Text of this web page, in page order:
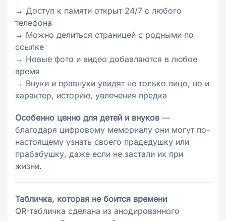
→ Доступ к памяти открыт 24/7 с любого
телефона
→ Можно делиться страницей с родными по
ссылке
→ Новые фото и видео добавляются в любое
время
→ Внуки и правнуки увидят не только лицо, но и
характер, историю, увлечения предка
Особенно ценно для детей и внуков —
благодаря цифровому мемориалу они могут по-
настоящему узнать своего прадедушку или
прабабушку, даже если не застали их при
жизни.
Табличка, которая не боится времени
QR-табличка сделана из анодированного